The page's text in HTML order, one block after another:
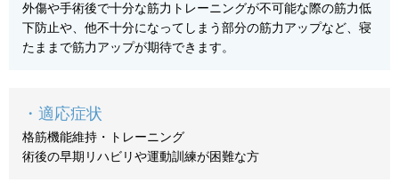
外傷や手術後で十分な筋力トレーニングが不可能な際の筋力低
下防止や、他不十分になってしまう部分の筋力アップなど、寝
たままで筋力アップが期待できます。
・適応症状
格筋機能維持・トレーニング
術後の早期リハビリや運動訓練が困難な方